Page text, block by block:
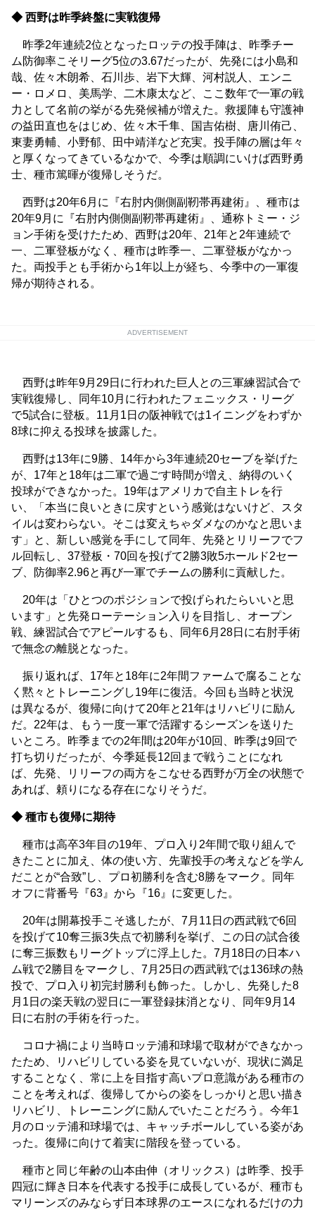
◆ 西野は昨季終盤に実戦復帰
昨季2年連続2位となったロッテの投手陣は、昨季チー
ム防御率こそリーグ5位の3.67だったが、先発には小島和
哉、佐々木朗希、石川歩、岩下大輝、河村説人、エンニ
ー・ロメロ、美馬学、二木康太など、ここ数年で一軍の戦
力として名前の挙がる先発候補が増えた。救援陣も守護神
の益田直也をはじめ、佐々木千隼、国吉佑樹、唐川侑己、
東妻勇輔、小野郁、田中靖洋など充実。投手陣の層は年々
と厚くなってきているなかで、今季は順調にいけば西野勇
士、種市篤暉が復帰しそうだ。
西野は20年6月に『右肘内側側副靭帯再建術』、種市は
20年9月に『右肘内側側副靭帯再建術』、通称トミー・ジ
ョン手術を受けたため、西野は20年、21年と2年連続で
一、二軍登板がなく、種市は昨季一、二軍登板がなかっ
た。両投手とも手術から1年以上が経ち、今季中の一軍復
帰が期待される。
ADVERTISEMENT
西野は昨年9月29日に行われた巨人との三軍練習試合で
実戦復帰し、同年10月に行われたフェニックス・リーグ
で5試合に登板。11月1日の阪神戦では1イニングをわずか
8球に抑える投球を披露した。
西野は13年に9勝、14年から3年連続20セーブを挙げた
が、17年と18年は二軍で過ごす時間が増え、納得のいく
投球ができなかった。19年はアメリカで自主トレを行
い、「本当に良いときに戻すという感覚はないけど、スタ
イルは変わらない。そこは変えちゃダメなのかなと思いま
す」と、新しい感覚を手にして同年、先発とリリーフでフ
ル回転し、37登板・70回を投げて2勝3敗5ホールド2セー
ブ、防御率2.96と再び一軍でチームの勝利に貢献した。
20年は「ひとつのポジションで投げられたらいいと思
います」と先発ローテーション入りを目指し、オープン
戦、練習試合でアピールするも、同年6月28日に右肘手術
で無念の離脱となった。
振り返れば、17年と18年に2年間ファームで腐ることな
く黙々とトレーニングし19年に復活。今回も当時と状況
は異なるが、復帰に向けて20年と21年はリハビリに励ん
だ。22年は、もう一度一軍で活躍するシーズンを送りた
いところ。昨季までの2年間は20年が10回、昨季は9回で
打ち切りだったが、今季延長12回まで戦うことになれ
ば、先発、リリーフの両方をこなせる西野が万全の状態で
あれば、頼りになる存在になりそうだ。
◆ 種市も復帰に期待
種市は高卒3年目の19年、プロ入り2年間で取り組んで
きたことに加え、体の使い方、先輩投手の考えなどを学ん
だことが“合致”し、プロ初勝利を含む8勝をマーク。同年
オフに背番号『63』から『16』に変更した。
20年は開幕投手こそ逃したが、7月11日の西武戦で6回
を投げて10奪三振3失点で初勝利を挙げ、この日の試合後
に奪三振数もリーグトップに浮上した。7月18日の日本ハ
ム戦で2勝目をマークし、7月25日の西武戦では136球の熱
投で、プロ入り初完封勝利も飾った。しかし、先発した8
月1日の楽天戦の翌日に一軍登録抹消となり、同年9月14
日に右肘の手術を行った。
コロナ禍により当時ロッテ浦和球場で取材ができなかっ
たため、リハビリしている姿を見ていないが、現状に満足
することなく、常に上を目指す高いプロ意識がある種市の
ことを考えれば、復帰してからの姿をしっかりと思い描き
リハビリ、トレーニングに励んでいたことだろう。今年1
月のロッテ浦和球場では、キャッチボールしている姿があ
った。復帰に向けて着実に階段を登っている。
種市と同じ年齢の山本由伸（オリックス）は昨季、投手
四冠に輝き日本を代表する投手に成長しているが、種市も
マリーンズのみならず日本球界のエースになれるだけの力